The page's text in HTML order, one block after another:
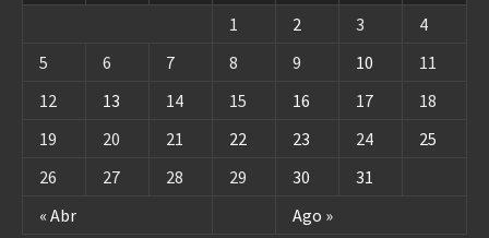
« Abr Ago »
1 2 3
4
5
6 7 8 9 10
11
12
13 14 15 16 17
18
19
20 21 22 23 24
25
26
27 28 29 30 31